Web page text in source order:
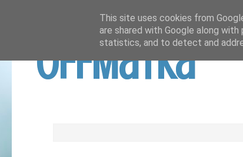
OffMatka
This site uses cookies from
are shared with Google along
statistics, and to detect and